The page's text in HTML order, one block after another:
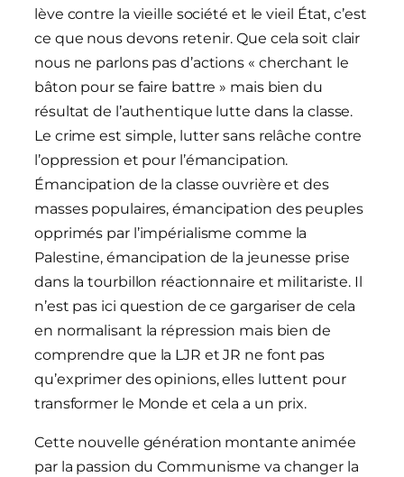
lève contre la vieille société et le vieil État, c’est
ce que nous devons retenir. Que cela soit clair
nous ne parlons pas d’actions « cherchant le
bâton pour se faire battre » mais bien du
résultat de l’authentique lutte dans la classe.
Le crime est simple, lutter sans relâche contre
l’oppression et pour l’émancipation.
Émancipation de la classe ouvrière et des
masses populaires, émancipation des peuples
opprimés par l’impérialisme comme la
Palestine, émancipation de la jeunesse prise
dans la tourbillon réactionnaire et militariste. Il
n’est pas ici question de ce gargariser de cela
en normalisant la répression mais bien de
comprendre que la LJR et JR ne font pas
qu’exprimer des opinions, elles luttent pour
transformer le Monde et cela a un prix.
Cette nouvelle génération montante animée
par la passion du Communisme va changer la